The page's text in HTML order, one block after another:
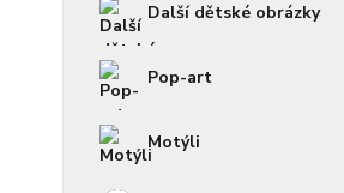
Další dětské obrázky
Pop-art
Motýli